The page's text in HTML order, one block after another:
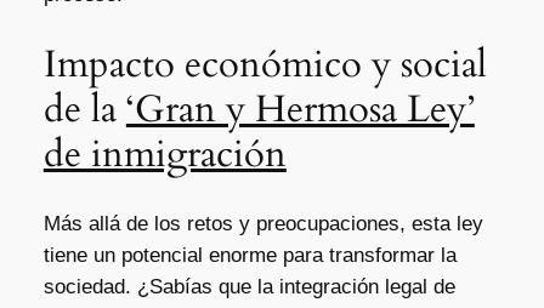
Impacto económico y social
de la‘Gran y Hermosa Ley’
de inmigración
Más allá de los retos y preocupaciones, esta ley
tiene un potencial enorme para transformar la
sociedad. ¿Sabías que la integración legal de